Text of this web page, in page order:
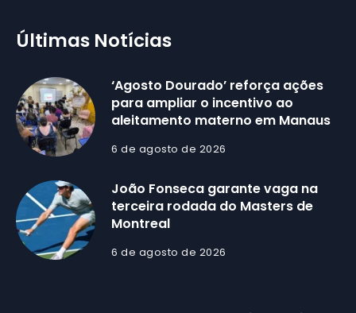
Últimas Notícias
‘Agosto Dourado’ reforça ações
para ampliar o incentivo ao
aleitamento materno em Manaus
6 de agosto de 2026
João Fonseca garante vaga na
terceira rodada do Masters de
Montreal
6 de agosto de 2026